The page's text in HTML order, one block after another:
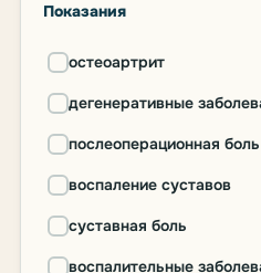
Показания
остеоартрит
дегенеративные
послеоперационная
воспаление суставов
суставная боль
воспалительные